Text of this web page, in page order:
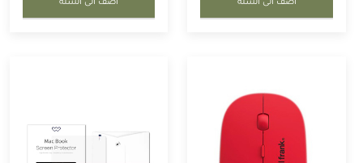
أضف الى السلة أضف الى السلة